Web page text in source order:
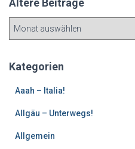
Ältere Beiträge
e
Kategorien
Aaah – Italia!
Allgäu – Unterwegs!
Allgemein